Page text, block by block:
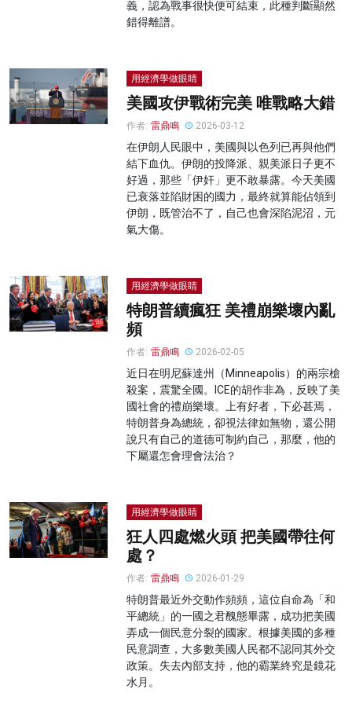
義，認為戰事很快便可結束，此種判斷顯然
錯得離譜。
用經濟學做眼睛
美國攻伊戰術完美 唯戰略大錯
作者: 雷鼎鳴 2026-03-12
在伊朗人民眼中，美國與以色列已再與他們
結下血仇。伊朗的投降派、親美派日子更不
好過，那些「伊奸」更不敢暴露。今天美國
已衰落並陷財困的國力，最終就算能佔領到
伊朗，既管治不了，自己也會深陷泥沼，元
氣大傷。
用經濟學做眼睛
特朗普續瘋狂 美禮崩樂壞內亂
頻
作者: 雷鼎鳴 2026-02-05
近日在明尼蘇達州（Minneapolis）的兩宗槍
殺案，震驚全國。ICE的胡作非為，反映了美
國社會的禮崩樂壞。上有好者，下必甚焉，
特朗普身為總統，卻視法律如無物，還公開
說只有自己的道德可制約自己，那麼，他的
下屬還怎會理會法治？
用經濟學做眼睛
狂人四處燃火頭 把美國帶往何
處？
作者: 雷鼎鳴 2026-01-29
特朗普最近外交動作頻頻，這位自命為「和
平總統」的一國之君醜態畢露，成功把美國
弄成一個民意分裂的國家。根據美國的多種
民意調查，大多數美國人民都不認同其外交
政策。失去內部支持，他的霸業終究是鏡花
水月。